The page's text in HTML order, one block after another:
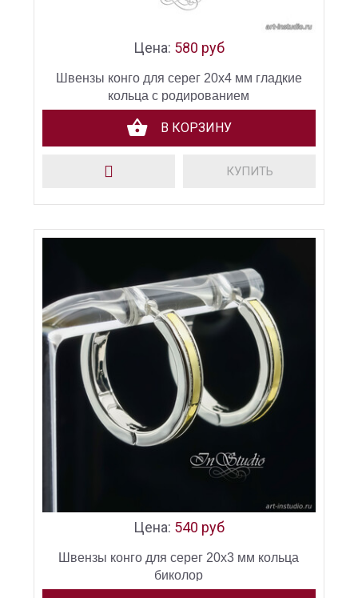
Цена: 580 руб
Швензы конго для серег 20х4 мм гладкие
кольца с родированием
В КОРЗИНУ
КУПИТЬ
Цена: 540 руб
Швензы конго для серег 20х3 мм кольца
биколор